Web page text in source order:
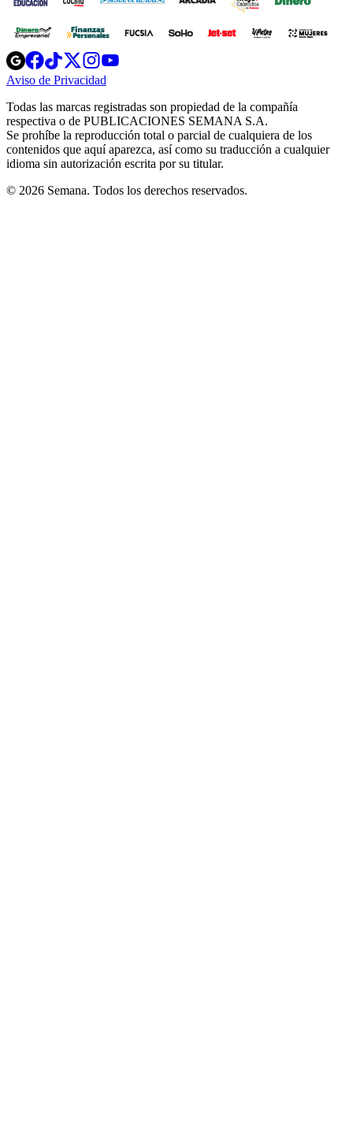
Opens
in
new
Opens
in
new
Opens
in
new
window
Opens
new
windowwindow
Aviso de Privacidad
new
window
Todas las marcas registradas son propiedad de la compañía
respectiva o de PUBLICACIONES SEMANA S.A.
Se prohíbe la reproducción total o parcial de cualquiera de los
contenidos que aquí aparezca, así como su traducción a cualquier
idioma sin autorización escrita por su titular.
© 2026 Semana. Todos los derechos reservados.